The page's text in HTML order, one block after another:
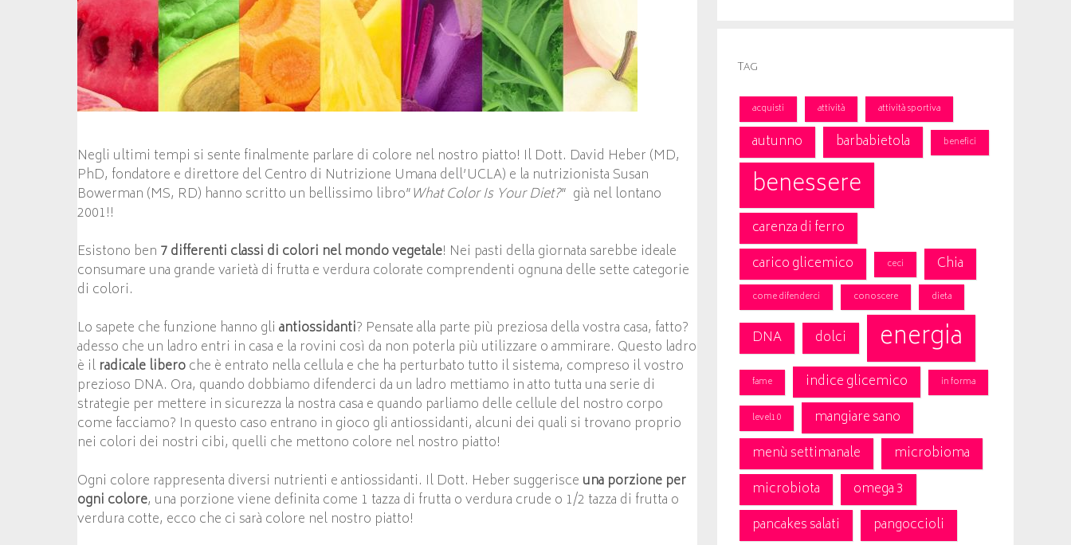
Negli ultimi tempi si sente finalmente parlare di colore nel nostro piatto! Il Dott. David Heber (MD,
PhD, fondatore e direttore del Centro di Nutrizione Umana dell’UCLA) e la nutrizionista Susan
Bowerman (MS, RD) hanno scritto un bellissimo libro”What Color Is Your Diet?” già nel lontano
2001!!
Esistono ben 7 differenti classi di colori nel mondo vegetale! Nei pasti della giornata sarebbe ideale
consumare una grande varietà di frutta e verdura colorate comprendenti ognuna delle sette categorie
di colori.
Lo sapete che funzione hanno gli antiossidanti? Pensate alla parte più preziosa della vostra casa, fatto?
adesso che un ladro entri in casa e la rovini così da non poterla più utilizzare o ammirare. Questo ladro
è il radicale liberoche è entrato nella cellula e che ha perturbato tutto il sistema, compreso il vostro
prezioso DNA. Ora, quando dobbiamo difenderci da un ladro mettiamo in atto tutta una serie di
strategie per mettere in sicurezza la nostra casa e quando parliamo delle cellule del nostro corpo
come facciamo? In questo caso entrano in gioco gli antiossidanti, alcuni dei quali si trovano proprio
nei colori dei nostri cibi, quelli che mettono colore nel nostro piatto!
Ogni colore rappresenta diversi nutrienti e antiossidanti. Il Dott. Heber suggerisce una porzione per
ogni colore, una porzione viene definita come 1 tazza di frutta o verdura crude o 1/2 tazza di frutta o
verdura cotte, ecco che ci sarà colore nel nostro piatto!
Tag
acquisti attività attività sportiva
autunno barbabietola benefici
benessere
carenza di ferro
carico glicemico
ceci Chia
come difenderci conoscere dieta
DNA dolci energia
fame indice glicemico in forma
level10
mangiare sano
menù settimanale
microbioma
microbiota
omega 3
pancakes salati
pangoccioli